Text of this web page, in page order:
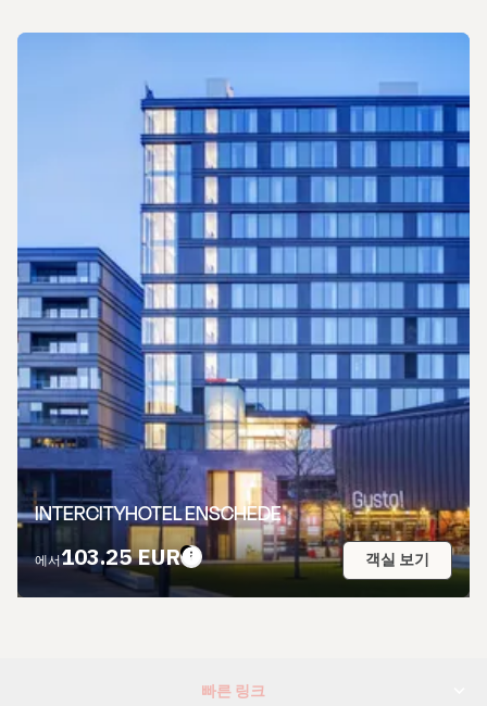
INTERCITYHOTEL ENSCHEDE
에서103.25 EUR 객실 보기
빠른 링크